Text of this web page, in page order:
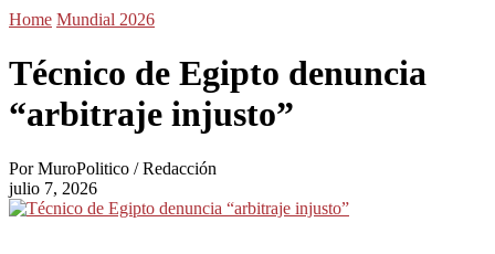
Home Mundial 2026
Técnico de Egipto denuncia
“arbitraje injusto”
PorMuroPolitico / Redacción
julio 7, 2026